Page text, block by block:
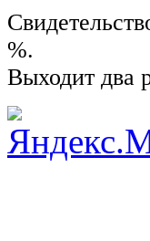
%.
Выходит два